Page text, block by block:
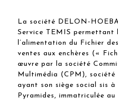
La société DELON-
Service TEMIS permettant
l’alimentation du Fichier
ventes aux enchères («
œuvre par la société
Multimédia (CPM), société
ayant son siège social sis à
Pyramides, immatriculée